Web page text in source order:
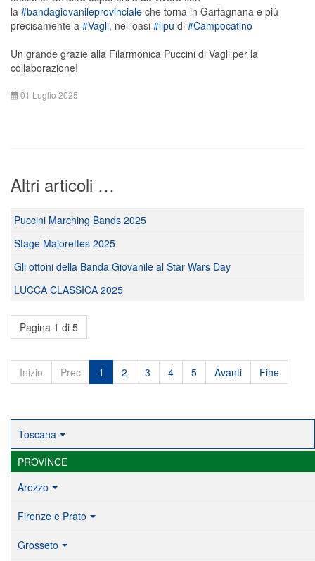
la #bandagiovanileprovinciale che torna in Garfagnana e più
precisamente a #Vagli, nell'oasi #lipu di #Campocatino
Un grande grazie alla Filarmonica Puccini di Vagli per la
collaborazione!
01 Luglio 2025
Altri articoli …
Puccini Marching Bands 2025
Stage Majorettes 2025
Gli ottoni della Banda Giovanile al Star Wars Day
LUCCA CLASSICA 2025
Pagina 1 di 5
Inizio Prec 1 2 3 4 5 Avanti Fine
Toscana
PROVINCE
Arezzo
Firenze e Prato
Grosseto